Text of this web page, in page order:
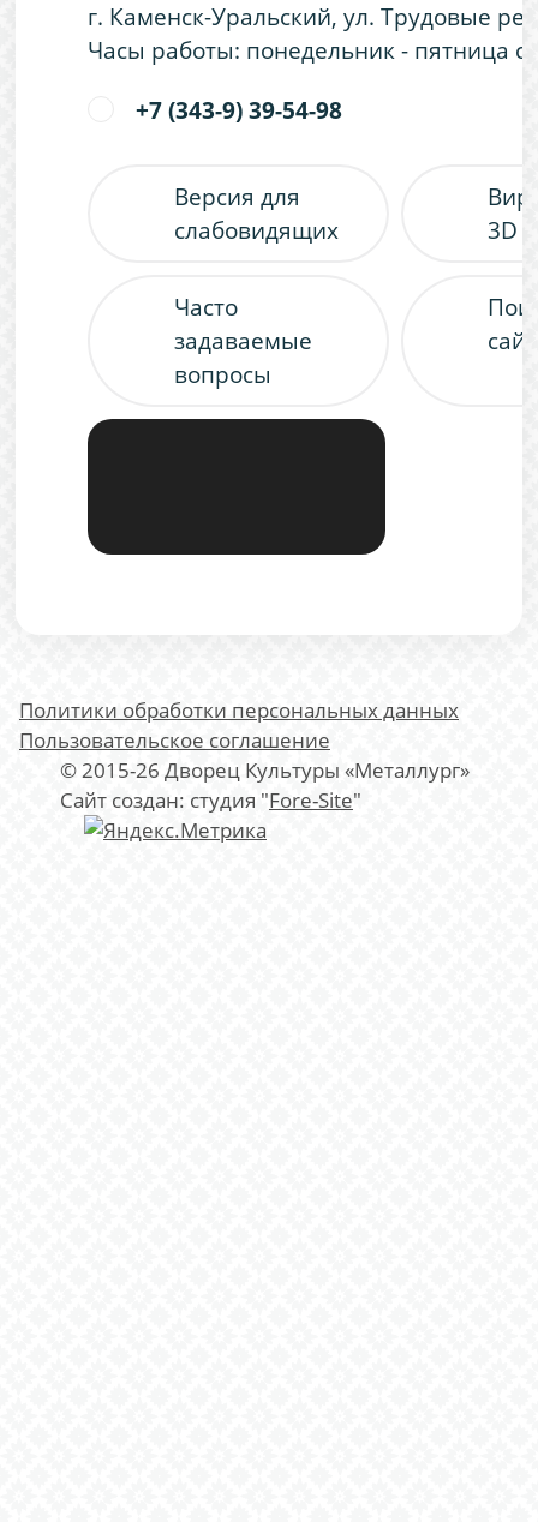
г. Каменск-Уральский, ул. Трудовые
Часы работы: понедельник - пятница с
+7 (343-9) 39-54-98
Версия для
слабовидящих
3D
Часто
задаваемые
вопросы
Политики обработки персональных данных
Пользовательское соглашение
© 2015-26 Дворец Культуры «Металлург»
Сайт создан: студия "Fore-Site"